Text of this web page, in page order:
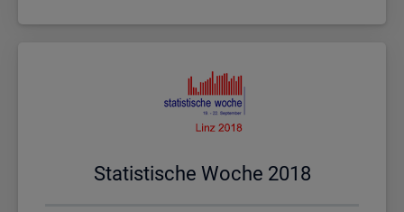
Sta­tis­ti­sche Woche 2018